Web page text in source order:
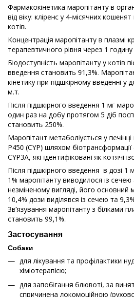
Фармакокінетика маропітанту в
від віку: кліренс у 4-місячних
котів.
Концентрація маропітанту в плазмі
терапевтичного рівня через 1 годину
Біодоступність маропітанту у котів
введення становить 91,3%.
кінетику при підшкірному введенні у
м.т.
Після підшкірного введення 1 мг
один раз на добу протягом 5 діб
становить 250%.
Маропітант метаболіується у
Р450 (CYP) шляхом
CYP3A, які ідентифіковані як котячі
Після підшкірного введення в дозі 1
1% маропітанту виводилоcя із
незміненому вигляді, його основний
10,4% дози виділявся із сечею та
Зв’язування маропітанту з білками
становить 99,1%.
Застосування
Собаки
для лікування та профілактики
хіміотерапією;
для запобігання блювоті, за
спричинена локомоційною